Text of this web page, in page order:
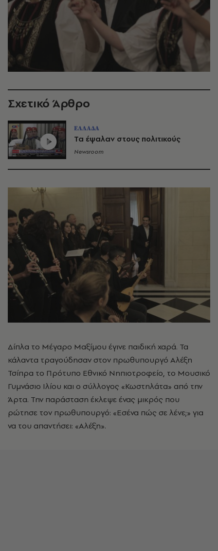
Σχετικό Άρθρο
ΕΛΛΑΔΑ
Τα έψαλαν στους πολιτικούς
Newsroom
Δίπλα το Μέγαρο Μαξίμου έγινε παιδική χαρά. Τα
κάλαντα τραγούδησαν στον πρωθυπουργό Αλέξη
Τσίπρα το Πρότυπο Εθνικό Νηπιοτροφείο, το Mουσικό
Γυμνάσιο Ιλίου και ο σύλλογος «Κωστηλάτα» από την
Άρτα. Την παράσταση έκλεψε ένας μικρός που
ρώτησε τον πρωθυπουργό: «Εσένα πώς σε λένε;» για
να του απαντήσει: «Αλέξη».